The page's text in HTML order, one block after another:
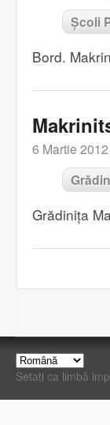
Școli
Bord.
6 Martie
Grădinița
Setați ca limbă